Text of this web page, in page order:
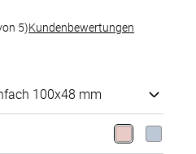
5)Kundenbewertungen
100x48 mm